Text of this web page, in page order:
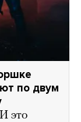
по двум
И это